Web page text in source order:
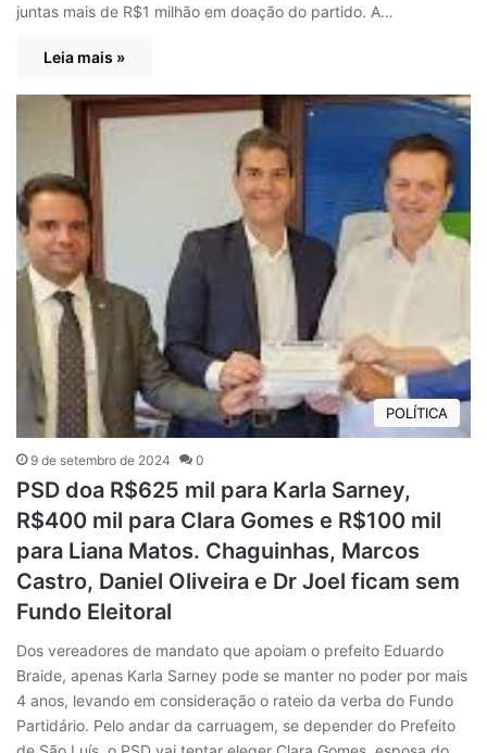
juntas mais de R$1 milhão em doação do partido. A…
Leia mais »
POLÍTICA
9 de setembro de 2024 0
PSD doa R$625 mil para Karla Sarney,
R$400 mil para Clara Gomes e R$100 mil
para Liana Matos. Chaguinhas, Marcos
Castro, Daniel Oliveira e Dr Joel ficam sem
Fundo Eleitoral
Dos vereadores de mandato que apoiam o prefeito Eduardo
Braide, apenas Karla Sarney pode se manter no poder por mais
4 anos, levando em consideração o rateio da verba do Fundo
Partidário. Pelo andar da carruagem, se depender do Prefeito